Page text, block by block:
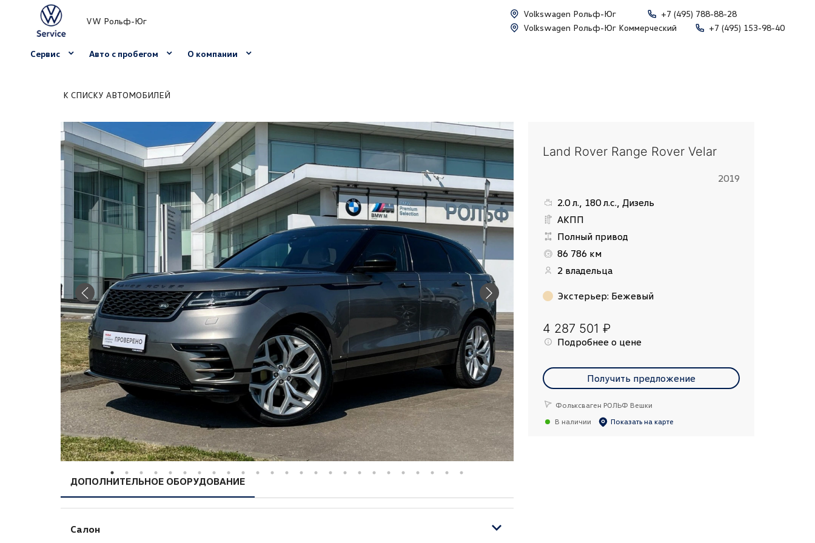
VW Рольф-Юг
Volkswagen Рольф-Юг
+7 (495) 788-88-28
Volkswagen Рольф-Юг Коммерческий
+7 (495) 153-98-40
Сервис Авто с пробегом О компании
К СПИСКУ АВТОМОБИЛЕЙ
ДОПОЛНИТЕЛЬНОЕ ОБОРУДОВАНИЕ
Салон
Land Rover Range Rover Velar
2019
2.0 л., 180 л.с., Дизель
АКПП
Полный привод
86 786 км
2 владельца
Экстерьер: Бежевый
4 287 501 ₽
Подробнее о цене
Получить предложение
Фольксваген РОЛЬФ Вешки
В наличии
Показать на карте